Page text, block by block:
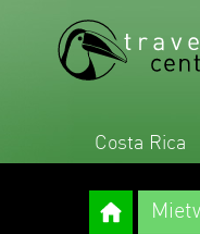
Costa Rica